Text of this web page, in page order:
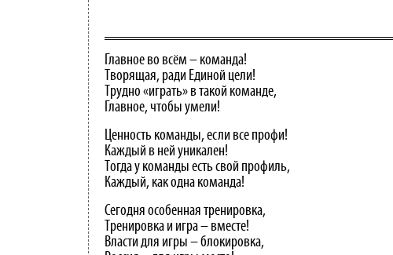
Главное во всём – команда!
Творящая, ради Единой цели!
Трудно «играть» в такой команде,
Главное, чтобы умели!
Ценность команды, если все профи!
Каждый в ней уникален!
Тогда у команды есть свой профиль,
Каждый, как одна команда!
Сегодня особенная тренировка,
Тренировка и игра – вместе!
Власти для игры – блокировка,